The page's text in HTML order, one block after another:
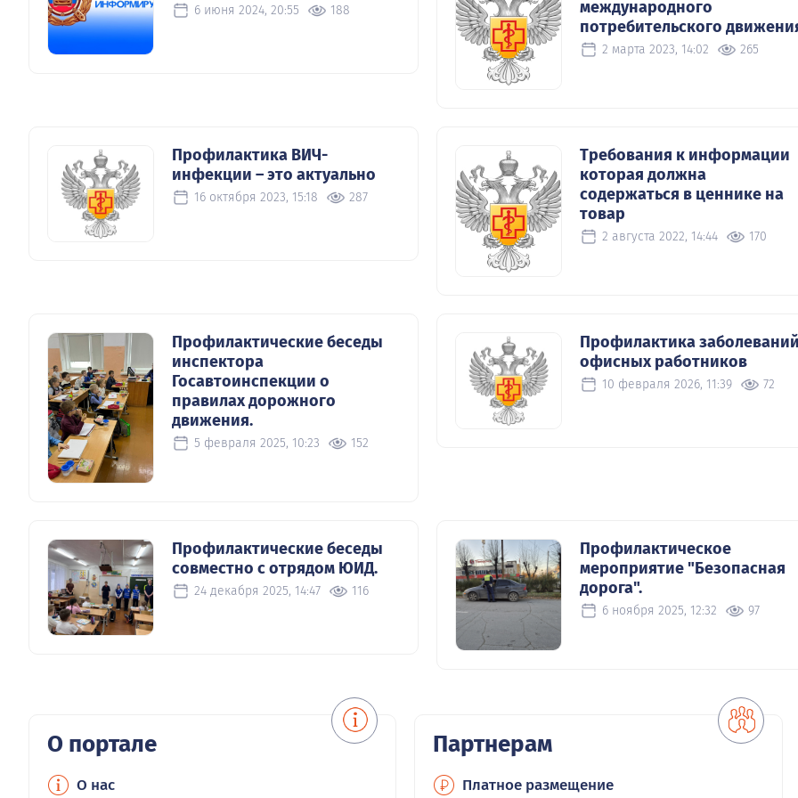
6 июня 2024, 20:55 188
международного
потребительского
2 марта 2023, 14:02 265
Профилактика ВИЧ-
инфекции – это актуально
16 октября 2023, 15:18 287
Требования к информации
которая должна
содержаться в ценнике на
товар
2 августа 2022, 14:44 170
Профилактические беседы
инспектора
Госавтоинспекции о
правилах дорожного
движения.
5 февраля 2025, 10:23 152
Профилактика
офисных работников
10 февраля 2026, 11:39 72
Профилактические беседы
совместно с отрядом ЮИД.
24 декабря 2025, 14:47 116
Профилактическое
мероприятие "Безопасная
дорога".
6 ноября 2025, 12:32 97
О портале
О нас
Партнерам
Платное размещение